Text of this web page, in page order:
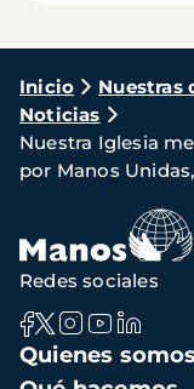
Ruta
de
Inicio Nuestras
Noticias
Nuestra Iglesia
por Manos
Navegación
principal
Quienes somos
Redes sociales